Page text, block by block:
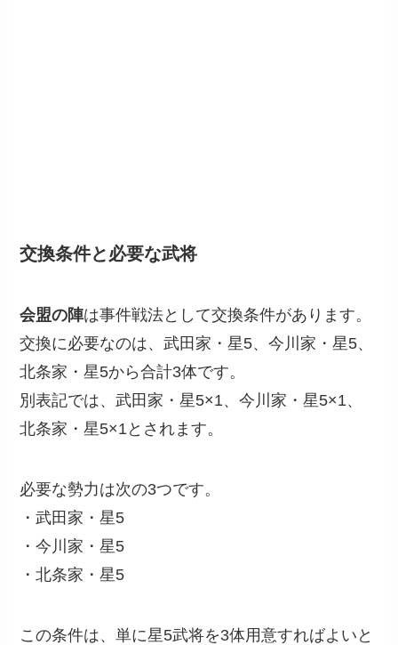
交換条件と必要な武将
会盟の陣は事件戦法として交換条件があります。
交換に必要なのは、武田家・星5、今川家・星5、
北条家・星5から合計3体です。
別表記では、武田家・星5×1、今川家・星5×1、
北条家・星5×1とされます。
必要な勢力は次の3つです。
・武田家・星5
・今川家・星5
・北条家・星5
この条件は、単に星5武将を3体用意すればよいと